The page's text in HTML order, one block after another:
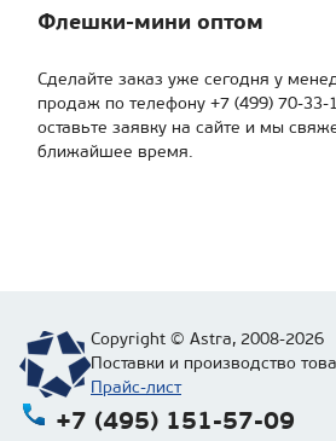
Флешки-мини оптом
Сделайте заказ уже сегодня у
продаж по телефону +7 (499) 70-33-
оставьте заявку на сайте и мы
ближайшее время.
Copyright © Astra, 2008-2026
Поставки и производство
Прайс-лист
+7 (495) 151-57-09